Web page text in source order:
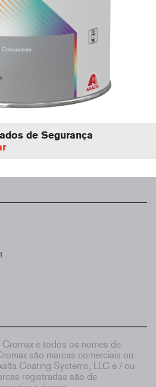
de Segurança
e todos os nomes de
são marcas comerciais ou
Coating Systems, LLC e / ou
registradas são de